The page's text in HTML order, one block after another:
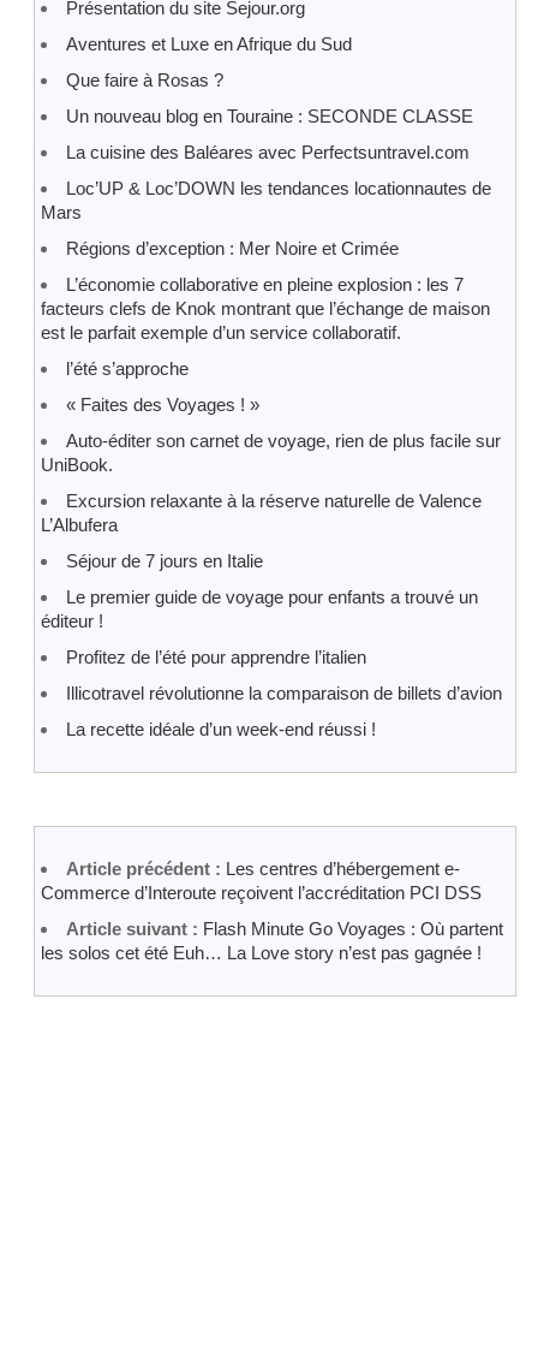
Présentation du site Sejour.org
Aventures et Luxe en Afrique du Sud
Que faire à Rosas ?
Un nouveau blog en Touraine : SECONDE CLASSE
La cuisine des Baléares avec Perfectsuntravel.com
Loc’UP & Loc’DOWN les tendances locationnautes de
Mars
Régions d’exception : Mer Noire et Crimée
L’économie collaborative en pleine explosion : les 7
facteurs clefs de Knok montrant que l’échange de maison
est le parfait exemple d’un service collaboratif.
l’été s’approche
« Faites des Voyages ! »
Auto-éditer son carnet de voyage, rien de plus facile sur
UniBook.
Excursion relaxante à la réserve naturelle de Valence
L’Albufera
Séjour de 7 jours en Italie
Le premier guide de voyage pour enfants a trouvé un
éditeur !
Profitez de l’été pour apprendre l’italien
Illicotravel révolutionne la comparaison de billets d’avion
La recette idéale d’un week-end réussi !
Article précédent : Les centres d’hébergement e-
Commerce d’Interoute reçoivent l’accréditation PCI DSS
Article suivant : Flash Minute Go Voyages : Où partent
les solos cet été Euh… La Love story n’est pas gagnée !